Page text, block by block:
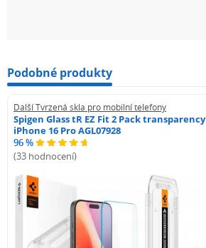
Podobné produkty
Další Tvrzená skla pro mobilní telefony
Spigen Glass tR EZ Fit 2 Pack transparency
iPhone 16 Pro AGL07928
96 %
(33 hodnocení)